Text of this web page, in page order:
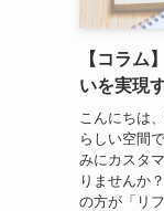
【コラム
いを実現
こんにちは
らしい空間
みにカスタ
りませんか
の方が「リ